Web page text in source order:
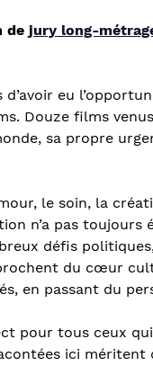
de jury long-
eu
Douze films
sa propre
le soin, la
n’a pas toujours
défis
du cœur
en passant du
pour tous ceux
ici méritent